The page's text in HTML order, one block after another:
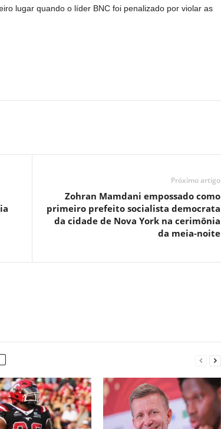
lugar quando o líder BNC foi penalizado por violar as
Próximo artigo
Zohran Mamdani empossado como
primeiro prefeito socialista democrata
da cidade de Nova York na cerimônia
da meia-noite